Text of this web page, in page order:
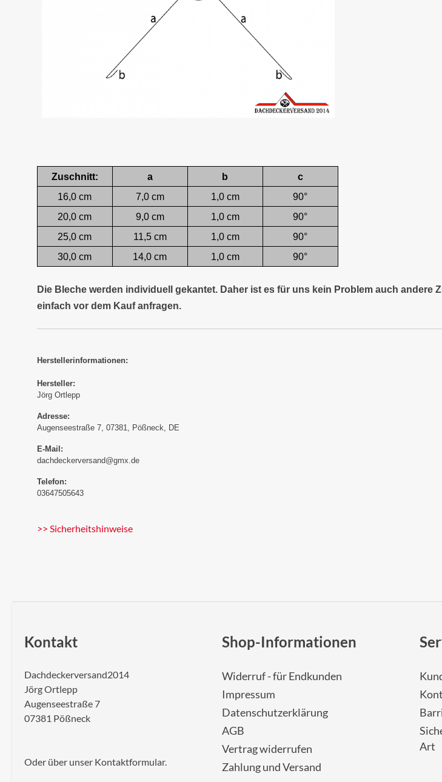
Zuschnitt: a b
c
16,0 cm
7,0 cm 1,0 cm
90°
20,0 cm
9,0 cm 1,0 cm
90°
25,0 cm
11,5 cm 1,0 cm
90°
30,0 cm
14,0 cm 1,0 cm 90°
Die Bleche werden individuell gekantet. Daher ist es für uns kein Problem auch
einfach vor dem Kauf anfragen.
Herstellerinformationen:
Hersteller:
Jörg Ortlepp
Adresse:
Augenseestraße 7, 07381, Pößneck, DE
E-Mail:
dachdeckerversand@gmx.de
Telefon:
03647505643
>> Sicherheitshinweise
Kontakt
Dachdeckerversand2014
Jörg Ortlepp
Augenseestraße 7
07381 Pößneck
Oder über unser Kontaktformular.
Shop-Informationen
Widerruf - für Endkunden
Impressum
Datenschutzerklärung
AGB
Vertrag widerrufen
Zahlung und Versand
Art